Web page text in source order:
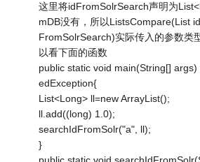
这里将idFromSolrSearch声明为
mDB没有，所以ListsCompare(List
FromSolrSearch)实际传入的参数类
以看下面的函数
public static void main(String[]
edException{
List<Long> ll=new ArrayList();
ll.add((long) 1.0);
searchIdFromSolr("a", ll);
}